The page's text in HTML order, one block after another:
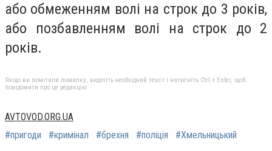
або обмеженням волі на строк до 3 років,
або позбавленням волі на строк до 2
років.
Якщо ви помітили помилку, виділіть необхідний текст і натисніть Ctrl + Enter, щоб
повідомити про це редакцію
AVTOVOD.ORG.UA
#пригоди
#кримінал #брехня #поліція #Хмельницький